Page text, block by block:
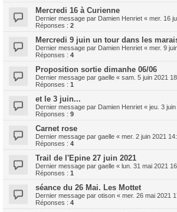
Mercredi 16 à Curienne
Dernier message par Damien Henriet « mer. 16
Réponses : 2
Mercredi 9 juin un tour dans les
Dernier message par Damien Henriet « mer. 9
Réponses : 4
Proposition sortie dimanhe 06/06
Dernier message par gaelle « sam. 5 juin 2021
Réponses : 1
et le 3 juin...
Dernier message par Damien Henriet « jeu. 3
Réponses : 9
Carnet rose
Dernier message par gaelle « mer. 2 juin 2021
Réponses : 4
Trail de l'Epine 27 juin 2021
Dernier message par gaelle « lun. 31 mai 2021
Réponses : 1
séance du 26 Mai. Les Mottet
Dernier message par otison « mer. 26 mai 2021
Réponses : 4